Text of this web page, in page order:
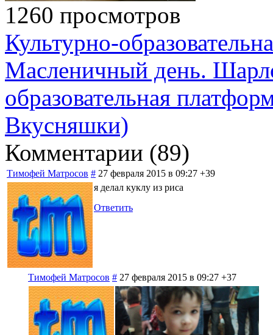
1260 просмотров
Культурно-
Масленичный день.
образовательная
Вкусняшки)
Комментарии (89)
Тимофей Матросов # 27 февраля 2015 в 09:27 +39
я делал куклу из риса
Ответить
Тимофей Матросов # 27 февраля 2015 в 09:27 +37